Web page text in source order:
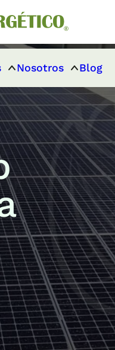
Nosotros Blog